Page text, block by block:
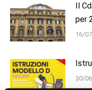
Il
per
16/
30/